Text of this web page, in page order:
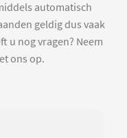
automatisch
geldig dus vaak
u nog vragen? Neem
ons op.